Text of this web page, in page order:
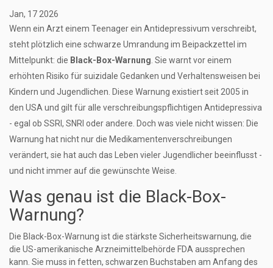
Jan, 17 2026
Wenn ein Arzt einem Teenager ein Antidepressivum verschreibt,
steht plötzlich eine schwarze Umrandung im Beipackzettel im
Mittelpunkt: die Black-Box-Warnung . Sie warnt vor einem
erhöhten Risiko für suizidale Gedanken und Verhaltensweisen bei
Kindern und Jugendlichen. Diese Warnung existiert seit 2005 in
den USA und gilt für alle verschreibungspflichtigen Antidepressiva
- egal ob SSRI, SNRI oder andere. Doch was viele nicht wissen: Die
Warnung hat nicht nur die Medikamentenverschreibungen
verändert, sie hat auch das Leben vieler Jugendlicher beeinflusst -
und nicht immer auf die gewünschte Weise.
Was genau ist die Black-Box-
Warnung?
Die Black-Box-Warnung ist die stärkste Sicherheitswarnung, die
die US-amerikanische Arzneimittelbehörde FDA aussprechen
kann. Sie muss in fetten, schwarzen Buchstaben am Anfang des